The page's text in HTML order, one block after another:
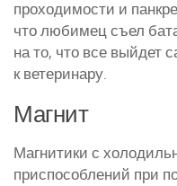
проходимости и
что любимец съел
на то, что все выйдет
к ветеринару.
Магнит
Магнитики с
приспособлений при